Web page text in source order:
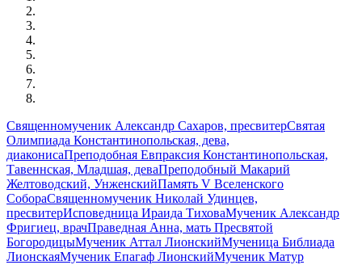
Священномученик Александр Сахаров, пресвитерСвятая
Олимпиада Константинопольская, дева,
диаконисаПреподобная Евпраксия Константинопольская,
Тавеннская, Младшая, деваПреподобный Макарий
Желтоводский, УнженскийПамять V Вселенского
СобораСвященномученик Николай Удинцев,
пресвитерИсповедница Ираида ТиховаМученик Александр
Фригиец, врачПраведная Анна, мать Пресвятой
БогородицыМученик Аттал ЛионскийМученица Библиада
ЛионскаяМученик Епагаф ЛионскийМученик Матур